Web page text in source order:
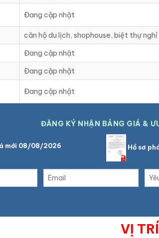
Đang cập nhật
căn hộ du lịch, shophouse, biệt thự
Đang cập nhật
Đang cập nhật
Đang cập nhật
ĐĂNG KÝ NHẬN BẢNG GIÁ &
mới 08/08/2026 Hồ sơ
VỊ TRÍ